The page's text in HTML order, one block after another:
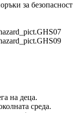
за безопасност
на деца.
среда.